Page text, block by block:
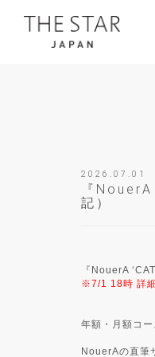
2026.07.01
『
記）
『NouerA
※7/1 18時 詳細
年額・月額コ
NouerAの直筆